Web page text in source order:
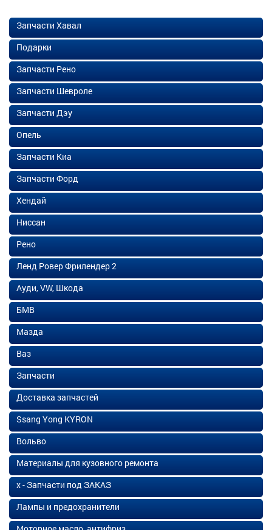
Запчасти Хавал
Подарки
Запчасти Рено
Запчасти Шевроле
Запчасти Дэу
Опель
Запчасти Киа
Запчасти Форд
Хендай
Ниссан
Рено
Ленд Ровер Фрилендер 2
Ауди, VW, Шкода
БМВ
Мазда
Ваз
Запчасти
Доставка запчастей
Ssang Yong KYRON
Вольво
Материалы для кузовного ремонта
х - Запчасти под ЗАКАЗ
Лампы и предохранители